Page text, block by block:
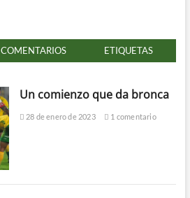
COMENTARIOS ETIQUETAS
Un comienzo que da bronca
28 de enero de 2023 1 comentario